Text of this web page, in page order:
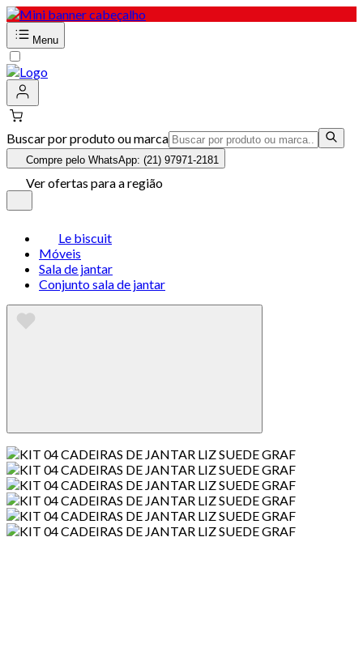
Menu
Buscar por produto ou marca
Compre pelo WhatsApp: (21) 97971-2181
Ver ofertas para a região
Le biscuit
Móveis
Sala de jantar
Conjunto sala de jantar